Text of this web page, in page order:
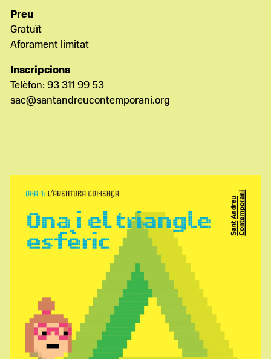
Preu
Gratuït
Aforament limitat
Inscripcions
Telèfon: 93 311 99 53
sac@santandreucontemporani.org